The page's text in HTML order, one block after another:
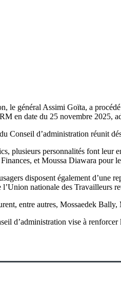
le général Assimi Goïta, a
en date du 25 novembre 2025,
Conseil d’administration réunit
plusieurs personnalités font leur
et Moussa Diawara pour
disposent également
nationale des Travailleurs
entre autres, Mossaedek
d’administration vise à